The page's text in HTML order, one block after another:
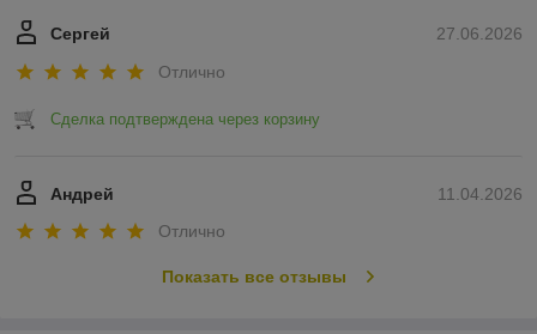
27.06.2026
Сергей
Отлично
Сделка подтверждена через корзину
11.04.2026
Андрей
Отлично
Показать все отзывы